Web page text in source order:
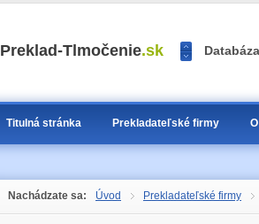
Preklad-Tlmočenie.sk <<
>>
Titulná stránka Prekladateľské firmy
Nachádzate sa: Úvod Prekladateľské firmy